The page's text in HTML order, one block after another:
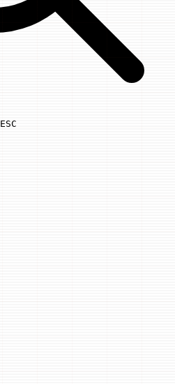
Use arrow keys to navigate results,
ESC